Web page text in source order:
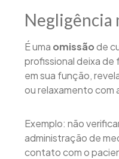
Negligência
É uma omissãode
profissional deixa de
em sua função,
ou relaxamento com
Exemplo: não
administração de
contato com o